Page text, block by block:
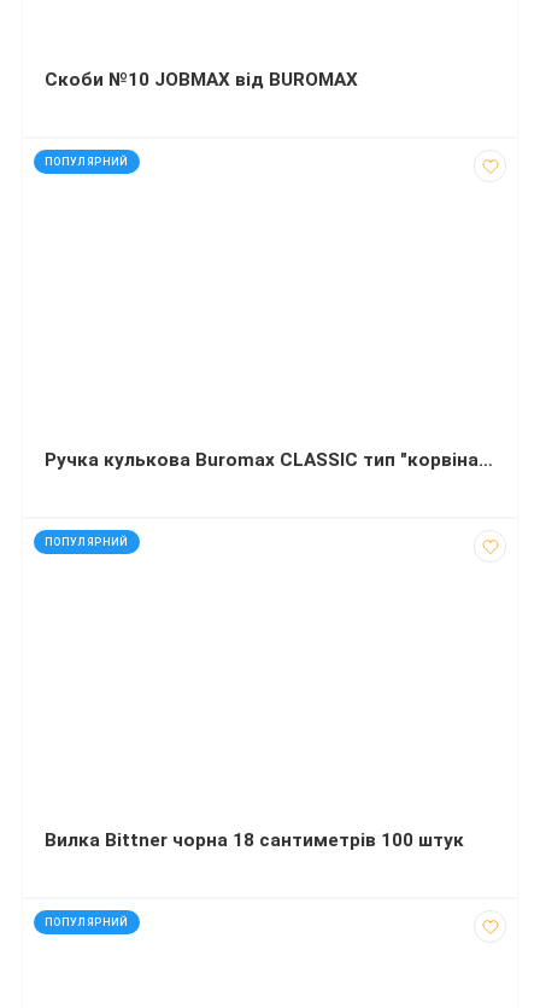
Скоби №10 JOBMAX від BUROMAX
ПОПУЛЯРНИЙ
код: 92248
Ручка кулькова Buromax CLASSIC тип "корвіна" 0.7 мм пластиковий корпус сині чорнила
ПОПУЛЯРНИЙ
код: 44517
Вилка Bittner чорна 18 сантиметрів 100 штук
ПОПУЛЯРНИЙ
код: 92162